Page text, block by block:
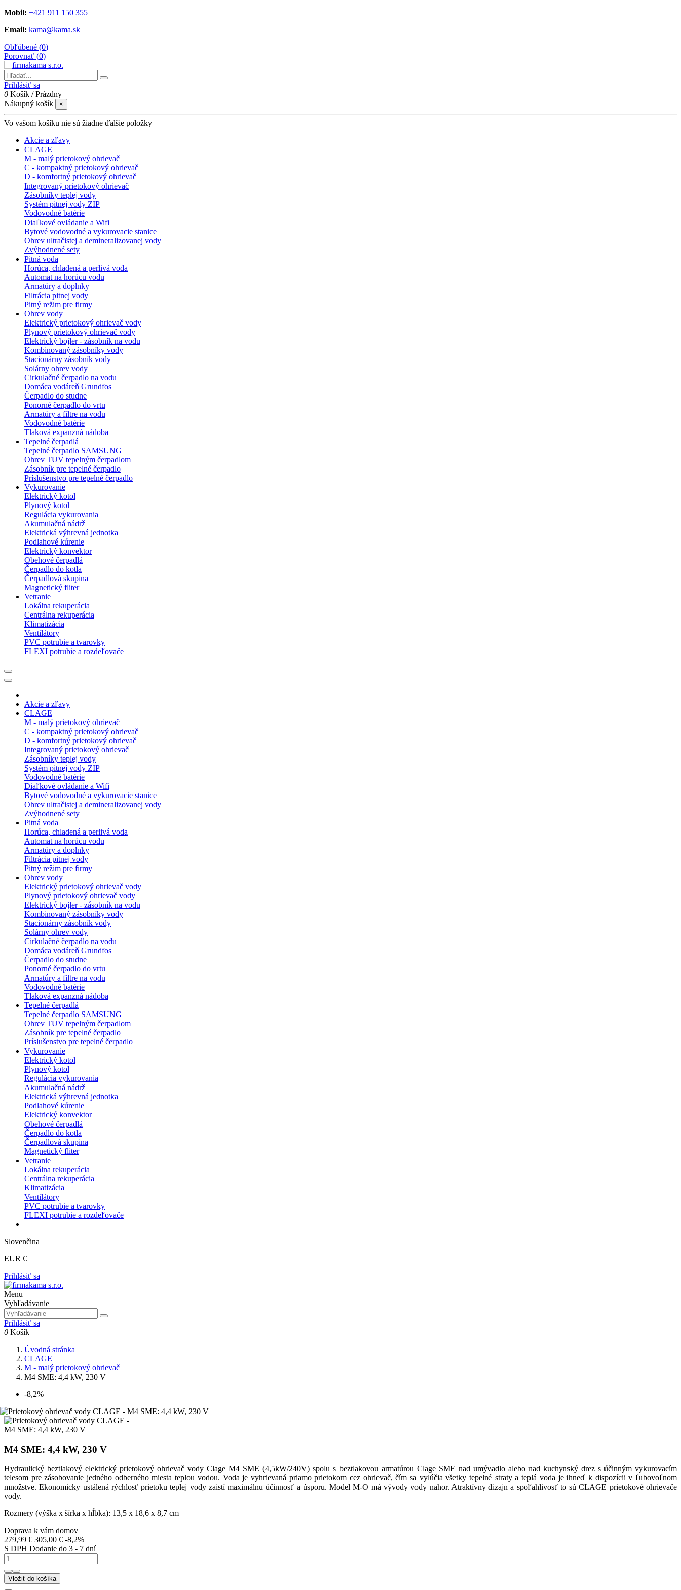
Mobil: +421 911 150 355
Email: kama@kama.sk
Obľúbené (0)
Porovnať (0)
Prihlásiť sa
0 Košík /Prázdny
Nákupný košík
×
Vo vašom košíku nie sú žiadne ďalšie položky
Akcie a zľavy
CLAGE
M - malý prietokový ohrievač
C - kompaktný prietokový ohrievač
D - komfortný prietokový ohrievač
Integrovaný prietokový ohrievač
Zásobníky teplej vody
Systém pitnej vody ZIP
Vodovodné batérie
Diaľkové ovládanie a Wifi
Bytové vodovodné a vykurovacie stanice
Ohrev ultračistej a demineralizovanej vody
Zvýhodnené sety
Pitná voda
Horúca, chladená a perlivá voda
Automat na horúcu vodu
Armatúry a doplnky
Filtrácia pitnej vody
Pitný režim pre firmy
Ohrev vody
Elektrický prietokový ohrievač vody
Plynový prietokový ohrievač vody
Elektrický bojler - zásobník na vodu
Kombinovaný zásobníky vody
Stacionárny zásobník vody
Solárny ohrev vody
Cirkulačné čerpadlo na vodu
Domáca vodáreň Grundfos
Čerpadlo do studne
Ponorné čerpadlo do vrtu
Armatúry a filtre na vodu
Vodovodné batérie
Tlaková expanzná nádoba
Tepelné čerpadlá
Tepelné čerpadlo SAMSUNG
Ohrev TUV tepelným čerpadlom
Zásobník pre tepelné čerpadlo
Príslušenstvo pre tepelné čerpadlo
Vykurovanie
Elektrický kotol
Plynový kotol
Regulácia vykurovania
Akumulačná nádrž
Elektrická výhrevná jednotka
Podlahové kúrenie
Elektrický konvektor
Obehové čerpadlá
Čerpadlo do kotla
Čerpadlová skupina
Magnetický fliter
Vetranie
Lokálna rekuperácia
Centrálna rekuperácia
Klimatizácia
Ventilátory
PVC potrubie a tvarovky
FLEXI potrubie a rozdeľovače
Akcie a zľavy
CLAGE
M - malý prietokový ohrievač
C - kompaktný prietokový ohrievač
D - komfortný prietokový ohrievač
Integrovaný prietokový ohrievač
Zásobníky teplej vody
Systém pitnej vody ZIP
Vodovodné batérie
Diaľkové ovládanie a Wifi
Bytové vodovodné a vykurovacie stanice
Ohrev ultračistej a demineralizovanej vody
Zvýhodnené sety
Pitná voda
Horúca, chladená a perlivá voda
Automat na horúcu vodu
Armatúry a doplnky
Filtrácia pitnej vody
Pitný režim pre firmy
Ohrev vody
Elektrický prietokový ohrievač vody
Plynový prietokový ohrievač vody
Elektrický bojler - zásobník na vodu
Kombinovaný zásobníky vody
Stacionárny zásobník vody
Solárny ohrev vody
Cirkulačné čerpadlo na vodu
Domáca vodáreň Grundfos
Čerpadlo do studne
Ponorné čerpadlo do vrtu
Armatúry a filtre na vodu
Vodovodné batérie
Tlaková expanzná nádoba
Tepelné čerpadlá
Tepelné čerpadlo SAMSUNG
Ohrev TUV tepelným čerpadlom
Zásobník pre tepelné čerpadlo
Príslušenstvo pre tepelné čerpadlo
Vykurovanie
Elektrický kotol
Plynový kotol
Regulácia vykurovania
Akumulačná nádrž
Elektrická výhrevná jednotka
Podlahové kúrenie
Elektrický konvektor
Obehové čerpadlá
Čerpadlo do kotla
Čerpadlová skupina
Magnetický fliter
Vetranie
Lokálna rekuperácia
Centrálna rekuperácia
Klimatizácia
Ventilátory
PVC potrubie a tvarovky
FLEXI potrubie a rozdeľovače
Slovenčina
EUR €
Prihlásiť sa
Menu
Vyhľadávanie
Prihlásiť sa
0 Košík
Úvodná stránka
CLAGE
M - malý prietokový ohrievač
M4 SME: 4,4 kW, 230 V
-8,2%
M4 SME: 4,4 kW, 230 V
Hydraulický beztlakový elektrický prietokový ohrievač vody Clage M4 SME (4,5kW/240V) spolu s beztlakovou armatúrou Clage SME nad umývadlo alebo nad kuchynský drez s účinným vykurovacím
telesom pre zásobovanie jedného odberného miesta teplou vodou. Voda je vyhrievaná priamo prietokom cez ohrievač, čím sa vylúčia všetky tepelné straty a teplá voda je ihneď k dispozícii v ľubovoľnom
množstve. Ekonomicky ustálená rýchlosť prietoku teplej vody zaistí maximálnu účinnosť a úsporu. Model M-O má vývody vody nahor. Atraktívny dizajn a spoľahlivosť to sú CLAGE prietokové ohrievače
vody.
Rozmery (výška x šírka x hĺbka): 13,5 x 18,6 x 8,7 cm
Doprava k vám domov
279,99 € 305,00 € -8,2%
S DPH Dodanie do 3 - 7 dní
Vložiť do košíka